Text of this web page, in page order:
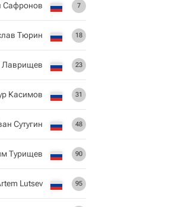
7
Сафронов
18
Тюрин
23
Лаврищев
31
Касимов
48
Сутугин
90
Турищев
95
Lutsev